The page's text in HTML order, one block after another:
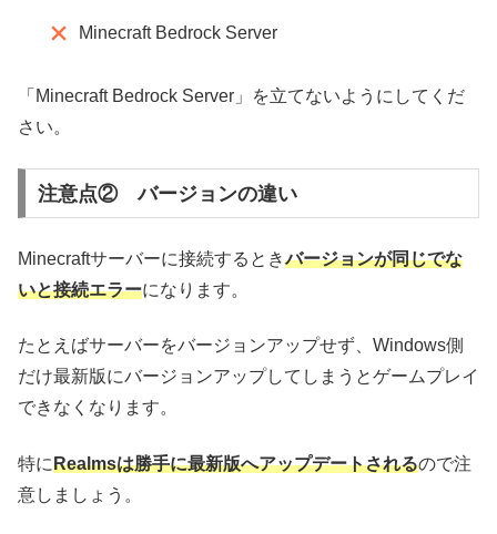
Minecraft Bedrock Server
「Minecraft Bedrock Server」を立てないようにしてくだ
さい。
注意点② バージョンの違い
Minecraftサーバーに接続するときバージョンが同じでな
いと接続エラーになります。
たとえばサーバーをバージョンアップせず、Windows側
だけ最新版にバージョンアップしてしまうとゲームプレイ
できなくなります。
特にRealmsは勝手に最新版へアップデートされるので注
意しましょう。